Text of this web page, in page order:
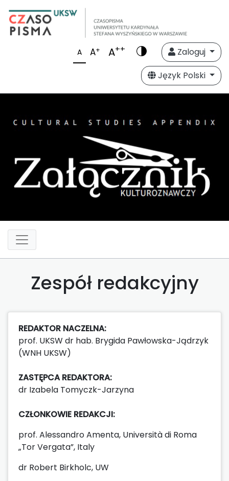
A A+ A++
Zaloguj
Język Polski
Zespół redakcyjny
REDAKTOR NACZELNA:
prof. UKSW dr hab. Brygida Pawłowska-Jądrzyk
(WNH UKSW)
ZASTĘPCA REDAKTORA:
dr Izabela Tomyczk-Jarzyna
CZŁONKOWIE REDAKCJI:
prof. Alessandro Amenta, Università di Roma
„Tor Vergata”, Italy
dr Robert Birkholc, UW